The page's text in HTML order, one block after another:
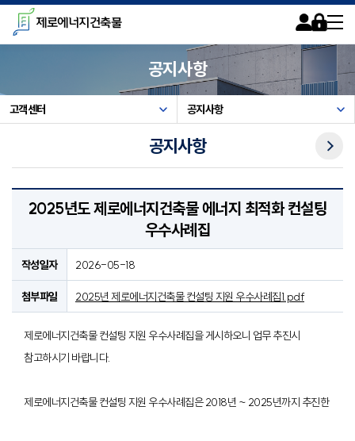
본문으로 가기
주메뉴로 가기
카피라이트로 가기
제로에너지건축물 회원가입
로그인
공지사항
고객센터 공지사항
공지사항 다음메뉴
2025년도 제로에너지건축물 에너지 최적화 컨설팅
우수사례집
작성일자 2026-05-18
첨부파일 2025년 제로에너지건축물 컨설팅 지원 우수사례집1.pdf
제로에너지건축물 컨설팅 지원 우수사례집을 게시하오니 업무 추진시
참고하시기 바랍니다.
제로에너지건축물 컨설팅 지원 우수사례집은 2018년 ~ 2025년까지 추진한